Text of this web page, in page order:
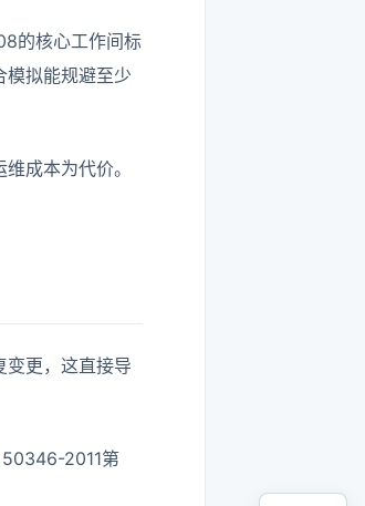
的核心工作间标
模拟能规避至少
成本为代价。
变更，这直接导
50346-2011第